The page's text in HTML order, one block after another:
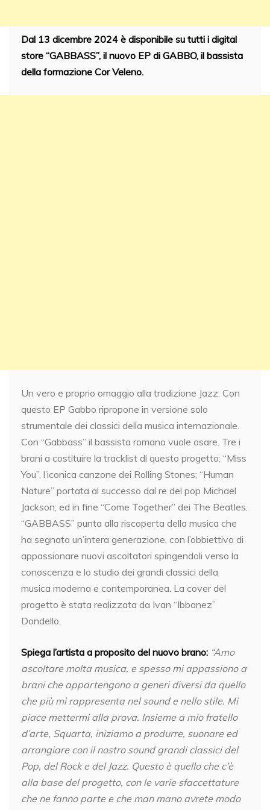
Dal 13 dicembre 2024 è disponibile su tutti i digital
store “GABBASS”, il nuovo EP di GABBO, il bassista
della formazione Cor Veleno.
Un vero e proprio omaggio alla tradizione Jazz. Con
questo EP Gabbo ripropone in versione solo
strumentale dei classici della musica internazionale.
Con “Gabbass” il bassista romano vuole osare. Tre i
brani a costituire la tracklist di questo progetto: “Miss
You”, l’iconica canzone dei Rolling Stones; “Human
Nature” portata al successo dal re del pop Michael
Jackson; ed in fine “Come Together” dei The Beatles.
“GABBASS” punta alla riscoperta della musica che
ha segnato un’intera generazione, con l’obbiettivo di
appassionare nuovi ascoltatori spingendoli verso la
conoscenza e lo studio dei grandi classici della
musica moderna e contemporanea. La cover del
progetto è stata realizzata da Ivan “Ibbanez”
Dondello.
Spiega l’artista a proposito del nuovo brano: “Amo
ascoltare molta musica, e spesso mi appassiono a
brani che appartengono a generi diversi da quello
che più mi rappresenta nel sound e nello stile. Mi
piace mettermi alla prova. Insieme a mio fratello
d’arte, Squarta, iniziamo a produrre, suonare ed
arrangiare con il nostro sound grandi classici del
Pop, del Rock e del Jazz. Questo è quello che c’è
alla base del progetto, con le varie sfaccettature
che ne fanno parte e che man mano avrete modo